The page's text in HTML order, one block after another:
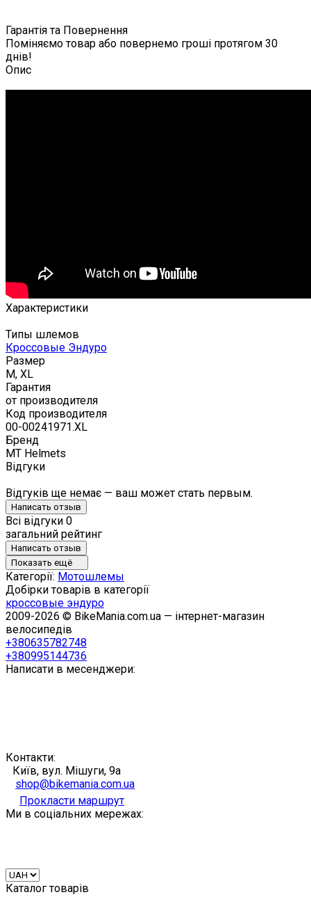
Гарантія та Повернення
Поміняємо товар або повернемо гроші протягом 30
днів!
Опис
Характеристики
Типы шлемов
Кроссовые Эндуро
Размер
M, XL
Гарантия
от производителя
Код производителя
00-00241971.XL
Бренд
MT Helmets
Відгуки
Відгуків ще немає — ваш может стать первым.
Написать отзыв
Всі відгуки 0
загальний рейтинг
Написать отзыв
Показать ещё
Категорії: Мотошлемы
Добірки товарів в категорії
кроссовые эндуро
2009-2026 © BikeMania.com.ua — інтернет-магазин
велосипедів
+380635782748
+380995144736
Написати в месенджери:
Контакти:
Київ, вул. Мішуги, 9а
shop@bikemania.com.ua
Прокласти маршрут
Ми в соціальних мережах:
Каталог товарів